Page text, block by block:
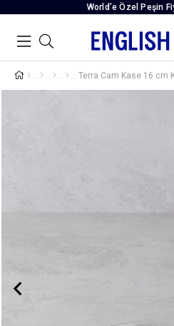
World’e Özel Peşin
Terra Cam Kase 16 cm